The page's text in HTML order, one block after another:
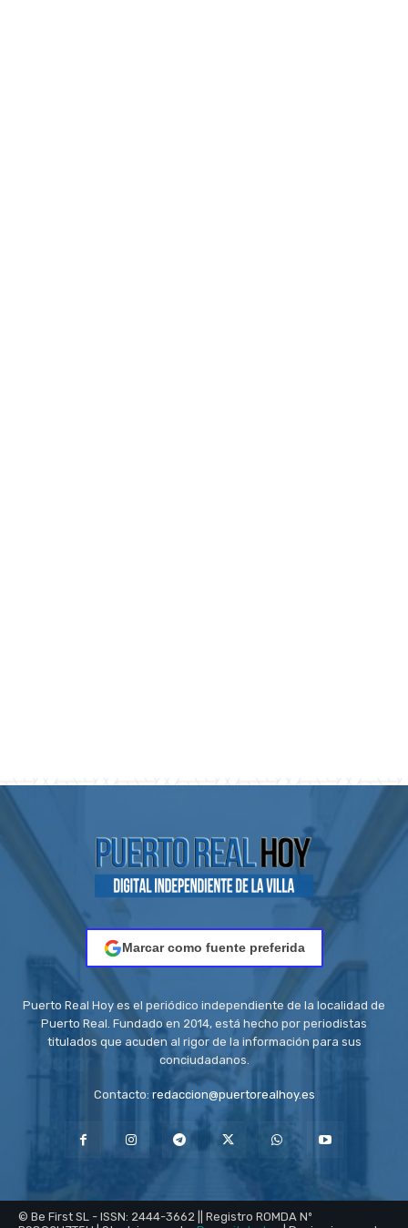
Marcar como fuente preferida
Puerto Real Hoy es el periódico independiente de la localidad de
Puerto Real. Fundado en 2014, está hecho por periodistas
titulados que acuden al rigor de la información para sus
conciudadanos.
Contacto: redaccion@puertorealhoy.es
© Be First SL - ISSN: 2444-3662 || Registro ROMDA Nº